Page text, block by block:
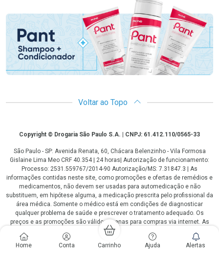
Home Conta Carrinho Ajuda Alertas
Voltar ao Topo
CopyrightCopyright © Drogaria São Paulo S.A. | CNPJ: 61.412.110/0565-33
São Paulo - SP: Avenida Renata, 60, Chácara Belenzinho - Vila Formosa
Gislaine Lima Meo CRF 40.354 | 24 horas| Autorização de funcionamento:
Processo: 2531.559767/2014-90 Autorização/MS: 7.31847.3 | As
informações contidas neste site, como promoções e ofertas de remédios e
medicamentos, não devem ser usadas para automedicação e não
substituem, em hipótese alguma, a medicação prescrita pelo profissional da
área médica. Somente o médico está em condições de diagnosticar
qualquer problema de saúde e prescrever o tratamento adequado. Os
preços e as promoções são válidos apenas para compras via internet. As
fotos contidas em nosso site são meramente ilustrativas. *Preços e
disponibilidade sujeitos a alterações no decorrer do dia. Antibióticos e
antimicrobianos vendas apenas em lojas físicas ou televendas. Portaria nº